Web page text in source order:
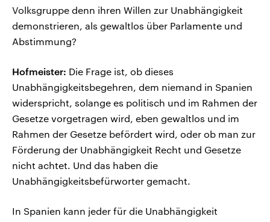
Volksgruppe denn ihren Willen zur Unabhängigkeit
demonstrieren, als gewaltlos über Parlamente und
Abstimmung?
Hofmeister: Die Frage ist, ob dieses
Unabhängigkeitsbegehren, dem niemand in Spanien
widerspricht, solange es politisch und im Rahmen der
Gesetze vorgetragen wird, eben gewaltlos und im
Rahmen der Gesetze befördert wird, oder ob man zur
Förderung der Unabhängigkeit Recht und Gesetze
nicht achtet. Und das haben die
Unabhängigkeitsbefürworter gemacht.
In Spanien kann jeder für die Unabhängigkeit